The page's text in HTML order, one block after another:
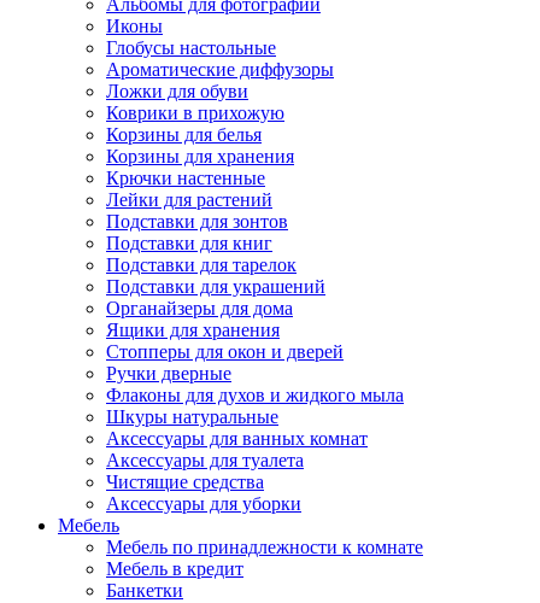
Альбомы для фотографий
Иконы
Глобусы настольные
Ароматические диффузоры
Ложки для обуви
Коврики в прихожую
Корзины для белья
Корзины для хранения
Крючки настенные
Лейки для растений
Подставки для зонтов
Подставки для книг
Подставки для тарелок
Подставки для украшений
Органайзеры для дома
Ящики для хранения
Стопперы для окон и дверей
Ручки дверные
Флаконы для духов и жидкого мыла
Шкуры натуральные
Аксессуары для ванных комнат
Аксессуары для туалета
Чистящие средства
Аксессуары для уборки
Мебель
Мебель по принадлежности к комнате
Мебель в кредит
Банкетки